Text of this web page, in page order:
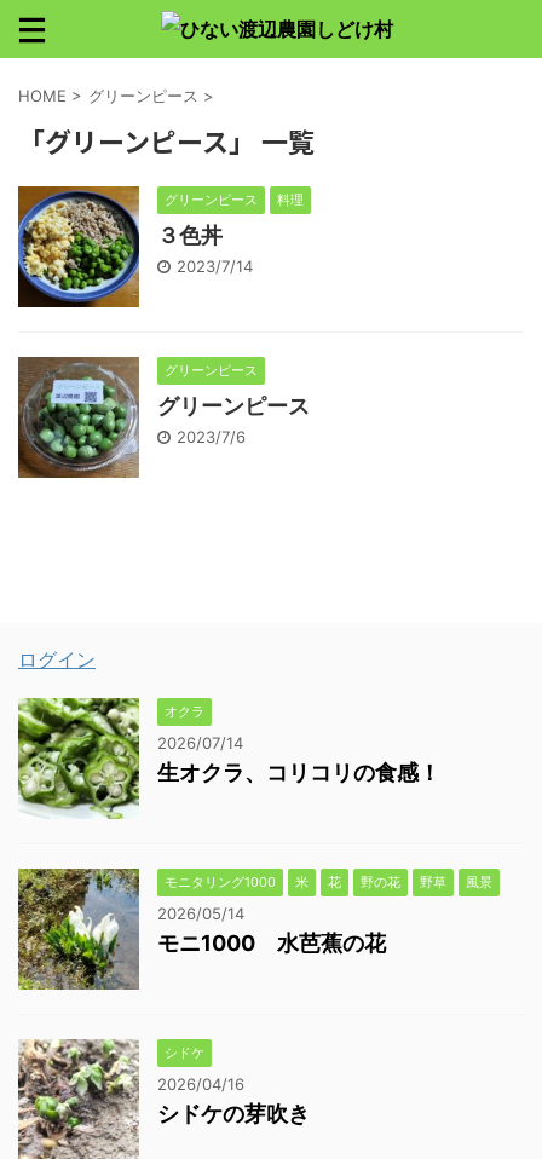
HOME > グリーンピース >
「グリーンピース」 一覧
グリーンピース 料理
３色丼
2023/7/14
グリーンピース
グリーンピース
2023/7/6
ログイン
オクラ
2026/07/14
生オクラ、コリコリの食感！
モニタリング1000 米 花 野の花 野草 風景
2026/05/14
モニ1000 水芭蕉の花
シドケ
2026/04/16
シドケの芽吹き